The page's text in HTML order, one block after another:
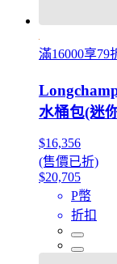
滿16000享79
水桶包(迷
$16,356
(售價已折)
$20,705
P幣
折扣